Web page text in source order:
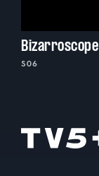
Bizarroscope
S06